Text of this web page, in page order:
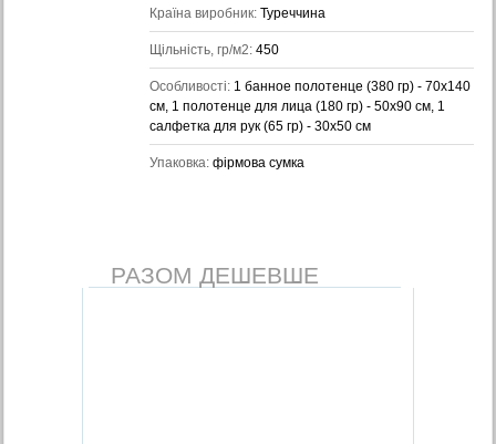
Країна виробник: Туреччина
Щільність, гр/м2: 450
Особливості: 1 банное полотенце (380 гр) - 70x140
см, 1 полотенце для лица (180 гр) - 50x90 см, 1
салфетка для рук (65 гр) - 30x50 см
Упаковка: фірмова сумка
РАЗОМ ДЕШЕВШЕ